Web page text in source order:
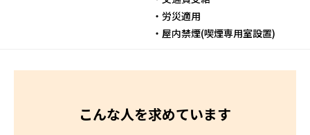
・労災適用
・屋内禁煙(喫煙専用室設置)
こんな人を求めています